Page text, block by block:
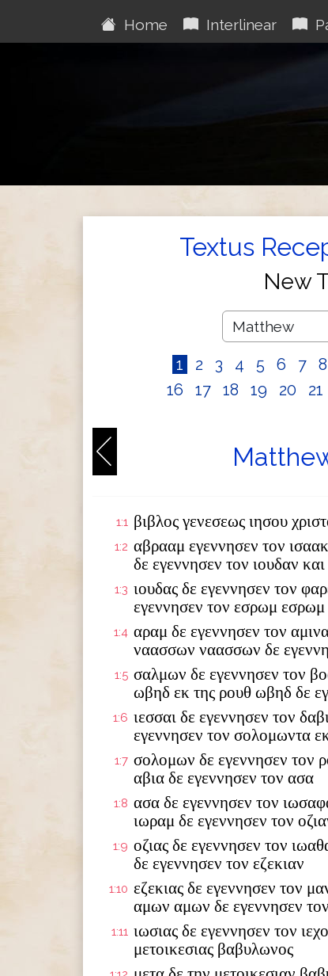
Home Interlinear
Textus
New
1 2 3 4 5 6 7 8
16
17 18 19 20 21
1:1 βιβλος γενεσεως ιησου
1:2 αβρααμ εγεννησεν τον
δε εγεννησεν τον ιουδαν
1:3 ιουδας δε εγεννησεν τον
εγεννησεν τον εσρωμ
1:4 αραμ δε εγεννησεν τον
ναασσων ναασσων δε
1:5 σαλμων δε εγεννησεν τον
ωβηδ εκ της ρουθ ωβηδ δε
1:6 ιεσσαι δε εγεννησεν τον
εγεννησεν τον σολομωντα
1:7 σολομων δε εγεννησεν τον
αβια δε εγεννησεν τον ασα
1:8 ασα δε εγεννησεν τον
ιωραμ δε εγεννησεν τον
1:9 οζιας δε εγεννησεν τον
δε εγεννησεν τον εζεκιαν
1:10 εζεκιας δε εγεννησεν τον
αμων αμων δε εγεννησεν
1:11 ιωσιας δε εγεννησεν τον
μετοικεσιας βαβυλωνος